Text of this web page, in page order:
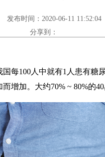
发布时间：2020-06-11
分享到：
每100人中就有1人患有糖
增加。大约70% ~ 80%的